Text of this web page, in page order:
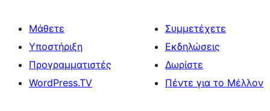
Μάθετε
Υποστήριξη
Προγραμματιστές
WordPress.TV
Συμμετέχετε
Εκδηλώσεις
Δωρίστε
Πέντε για το Μέλλον